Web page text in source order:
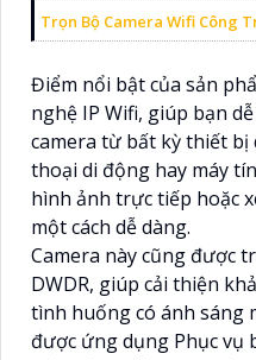
Trọn Bộ Camera Wifi Công
Điểm nổi bật của sản
nghệ IP Wifi, giúp bạn
camera từ bất kỳ thiết
thoại di động hay máy
hình ảnh trực tiếp hoặc
một cách dễ dàng.
Camera này cũng được
DWDR, giúp cải thiện
tình huống có ánh sáng
được ứng dụng Phục vụ